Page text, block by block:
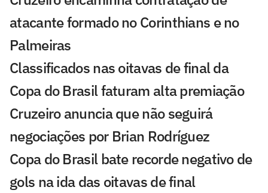
atacante formado no Corinthians e no
Palmeiras
Classificados nas oitavas de final da
Copa do Brasil faturam alta premiação
Cruzeiro anuncia que não seguirá
negociações por Brian Rodríguez
Copa do Brasil bate recorde negativo de
gols na ida das oitavas de final